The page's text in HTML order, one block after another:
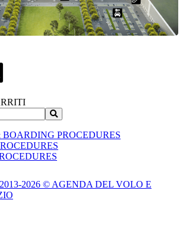
PROCEDURES
2026 © AGENDA DEL VOLO E